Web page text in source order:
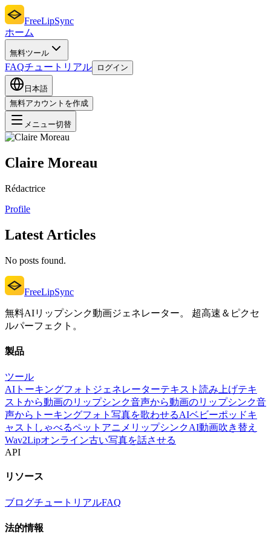
FreeLipSync
ホーム
無料ツール
FAQチュートリアル ログイン
日本語
無料アカウントを作成
メニュー切替
Claire Moreau
Rédactrice
Profile
Latest Articles
No posts found.
FreeLipSync
無料AIリップシンク動画ジェネレーター。 超高速＆ピクセ
ルパーフェクト。
製品
ツール
AIトーキングフォトジェネレーターテキスト読み上げテキ
ストから動画のリップシンク音声から動画のリップシンク音
声からトーキングフォト 写真を歌わせるAIベビーポッドキ
ャスト しゃべるペット アニメリップシンクAI動画吹き替え
Wav2Lipオンライン古い写真を話させる
API
リソース
ブログチュートリアルFAQ
法的情報